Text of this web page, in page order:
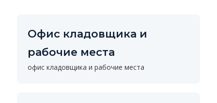
Офис кладовщика и
рабочие места
офис кладовщика и рабочие места